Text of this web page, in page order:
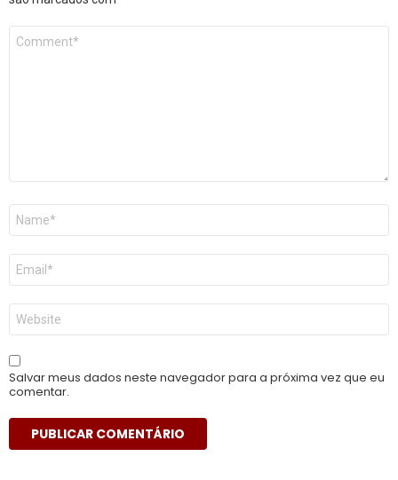
Comentário
Nome
E-
mail
*
Site
Salvar meus dados neste navegador para a próxima vez que eu
comentar.